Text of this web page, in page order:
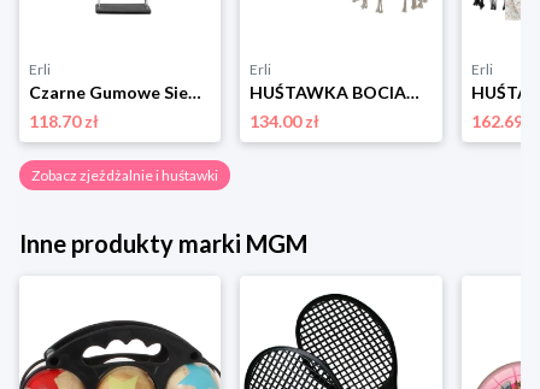
Erli
Czarne Gumowe Siedzisko Huśtawka 44,5 cm na Plac Zabaw dla Dzieci Solidna
118.70 zł
Erli
HUŚTAWKA BOCIANIE GNIAZDO Z PODUSZKĄ CZARNE XXL ZESTAW OGRODOWY BOHO 120CM
134.00 zł
Erli
162.69 zł
Zobacz zjeżdżalnie i huśtawki
Inne produkty marki MGM